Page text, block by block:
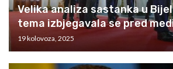
Velika analiza sastanka u
tema izbjegavala se pred
19 kolovoza, 2025